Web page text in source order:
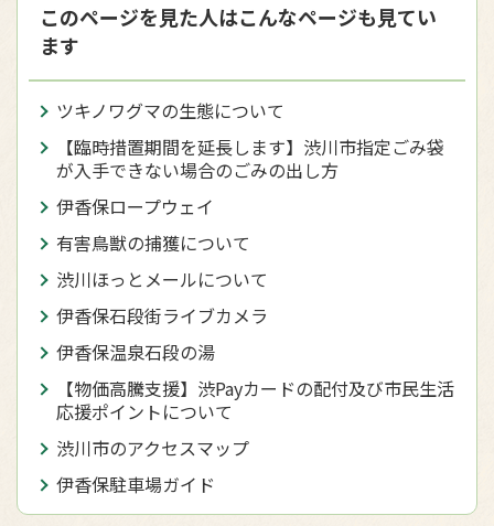
このページを見た人はこんなページも見てい
ます
ツキノワグマの生態について
【臨時措置期間を延長します】渋川市指定ごみ袋
が入手できない場合のごみの出し方
伊香保ロープウェイ
有害鳥獣の捕獲について
渋川ほっとメールについて
伊香保石段街ライブカメラ
伊香保温泉石段の湯
【物価高騰支援】渋Payカードの配付及び市民生活
応援ポイントについて
渋川市のアクセスマップ
伊香保駐車場ガイド